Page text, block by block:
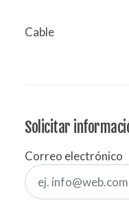
Cable
Solicitar
Correo electrónico